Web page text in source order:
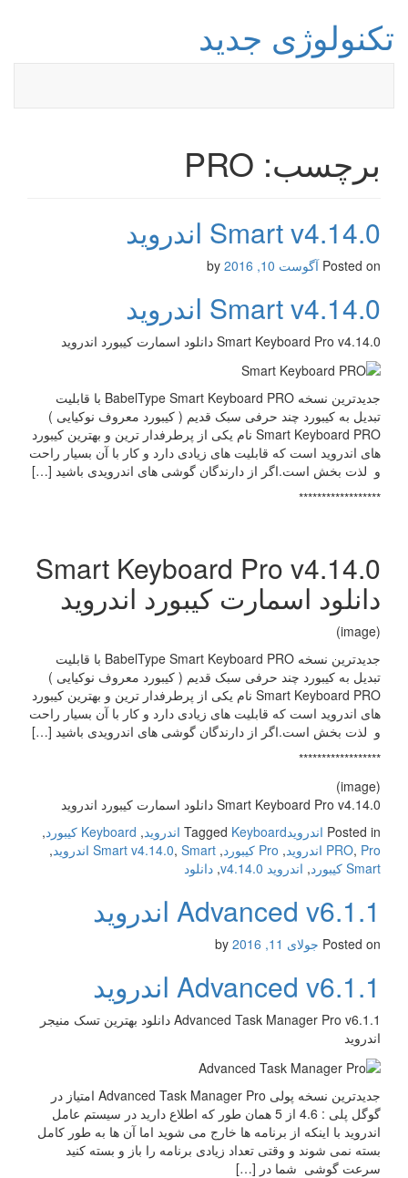
تکنولوژی جدید
برچسب: PRO
Smart v4.14.0 اندروید
Posted on آگوست 10, 2016
Smart v4.14.0 اندروید
Smart Keyboard Pro v4.14.0 دانلود اسمارت کیبورد اندروید
جدیدترین نسخه BabelType Smart Keyboard PRO با قابلیت
تبدیل به کیبورد چند حرفی سبک قدیم ( کیبورد معروف نوکیایی )
Smart Keyboard PRO نام یکی از پرطرفدار ترین و بهترین کیبورد
های اندروید است که قابلیت های زیادی دارد و کار با آن بسیار راحت
و لذت بخش است.اگر از دارندگان گوشی های اندرویدی باشید […]
******************
Smart Keyboard Pro v4.14.0
دانلود اسمارت کیبورد اندروید
(image)
جدیدترین نسخه BabelType Smart Keyboard PRO با قابلیت
تبدیل به کیبورد چند حرفی سبک قدیم ( کیبورد معروف نوکیایی )
Smart Keyboard PRO نام یکی از پرطرفدار ترین و بهترین کیبورد
های اندروید است که قابلیت های زیادی دارد و کار با آن بسیار راحت
و لذت بخش است.اگر از دارندگان گوشی های اندرویدی باشید […]
******************
(image)
Smart Keyboard Pro v4.14.0 دانلود اسمارت کیبورد اندروید
Posted in اندروید Tagged Keyboard اندروید , Keyboard کیبورد
,
PRO, Pro اندروید , Pro کیبورد ,
Smart v4.14.0, Smart اندروید
,
Smart کیبورد
, اندروید v4.14.0 , دانلود
Advanced v6.1.1 اندروید
Posted on جولای 11, 2016
Advanced v6.1.1 اندروید
Advanced Task Manager Pro v6.1.1 دانلود بهترین تسک منیجر
اندروید
جدیدترین نسخه پولی Advanced Task Manager Pro امتیاز در
گوگل پلی : 4.6 از 5 همان طور که اطلاع دارید در سیستم عامل
اندروید با اینکه از برنامه ها خارج می شوید اما آن ها به طور کامل
بسته نمی شوند و وقتی تعداد زیادی برنامه را باز و بسته کنید
سرعت گوشی شما در […]